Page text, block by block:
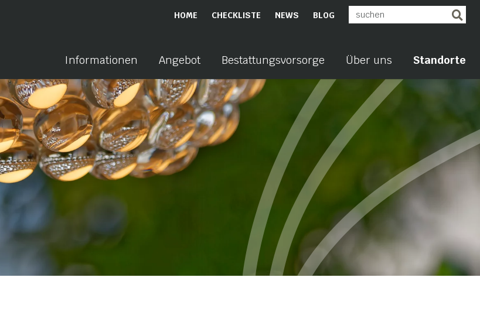
HOME CHECKLISTE NEWS BLOG
Informationen Angebot Bestattungsvorsorge Über uns Standorte